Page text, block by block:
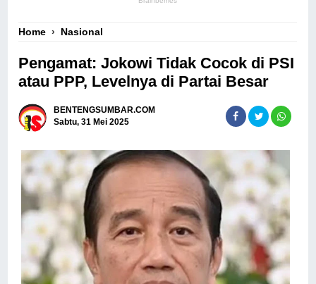
Home › Nasional
Pengamat: Jokowi Tidak Cocok di PSI
atau PPP, Levelnya di Partai Besar
BENTENGSUMBAR.COM
Sabtu, 31 Mei 2025